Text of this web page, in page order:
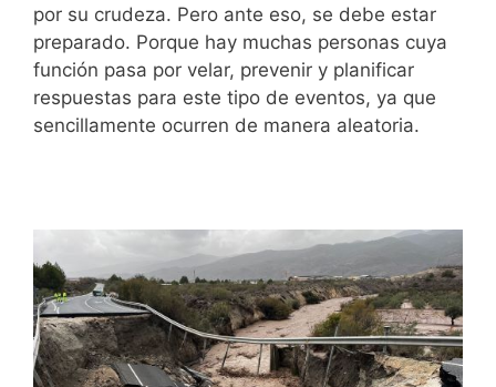
por su crudeza. Pero ante eso, se debe estar
preparado. Porque hay muchas personas cuya
función pasa por velar, prevenir y planificar
respuestas para este tipo de eventos, ya que
sencillamente ocurren de manera aleatoria.